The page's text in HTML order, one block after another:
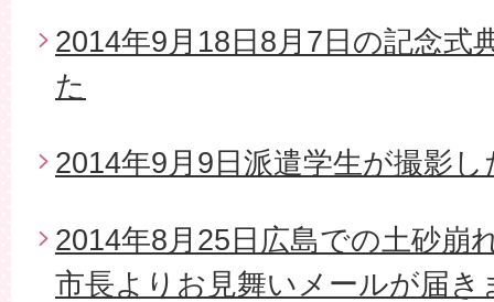
2014年9月18日8月7日の記念式
た
2014年9月9日派遣学生が撮影し
2014年8月25日広島での土砂崩
市長よりお見舞いメールが届き